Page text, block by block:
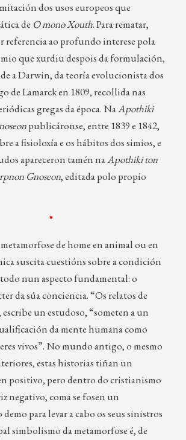
dos usos europeos que
de O mono Xouth. Para rematar,
referencia ao profundo interese pola
que xurdiu despois da formulación,
a Darwin, da teoría evolucionista dos
de Lamarck en 1809, recollida nas
gregas da época. NaApothiki
publicáronse, entre 1839 e 1842,
a fisioloxía e os hábitos dos simios, e
apareceron tamén naApothiki ton
Gnoseon, editada polo propio
*
de home en animal ou en
suscita cuestións sobre a condición
nun aspecto fundamental: o
da súa conciencia. “Os relatos de
un estudoso, “someten a un
da mente humana como
vivos”. No mundo antigo, o mesmo
estas historias tiñan un
positivo, pero dentro do cristianismo
negativo, coma se fosen un
para levar a cabo os seus sinistros
simbolismo da metamorfose é, de